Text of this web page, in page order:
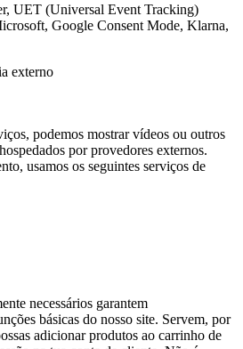
UET (Universal Event Tracking)
Google Consent Mode, Klarna,
externo
podemos mostrar vídeos ou outros
por provedores externos.
usamos os seguintes serviços de
necessários garantem
básicas do nosso site. Servem, por
adicionar produtos ao carrinho de